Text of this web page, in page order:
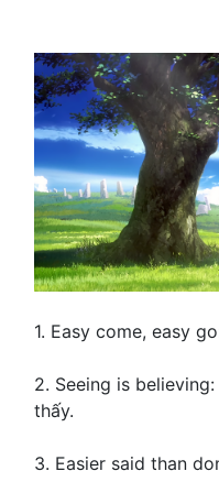
1. Easy come, easy
2. Seeing is
thấy.
3. Easier said than